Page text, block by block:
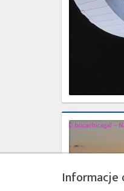
grudzień
2020
Najbliższe
SpaceX
październik
2020
Informacje